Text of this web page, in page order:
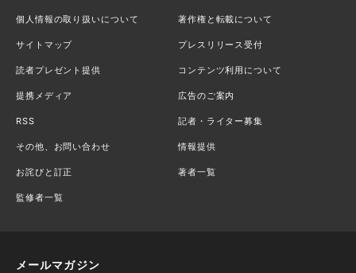
個人情報の取り扱いについて 著作権と転載について
サイトマップ プレスリリース受付
読者プレゼント提供 コンテンツ利用について
提携メディア 広告のご案内
RSS 記者・ライター募集
その他、お問い合わせ 情報提供
お詫びと訂正 著者一覧
監修者一覧
メールマガジン